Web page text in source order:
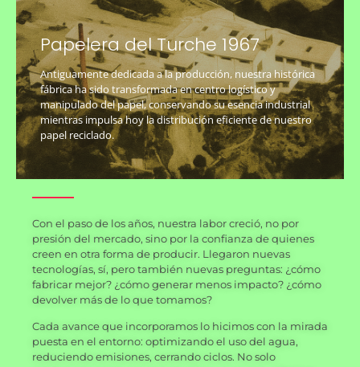
Papelera del Turche 1967
Antiguamente dedicada a la producción, nuestra histórica
fábrica ha sido transformada en centro logístico y
manipulado del papel, conservando su esencia industrial
mientras impulsa hoy la distribución eficiente de nuestro
papel reciclado.
Con el paso de los años, nuestra labor creció, no por
presión del mercado, sino por la confianza de quienes
creen en otra forma de producir. Llegaron nuevas
tecnologías, sí, pero también nuevas preguntas: ¿cómo
fabricar mejor? ¿cómo generar menos impacto? ¿cómo
devolver más de lo que tomamos?
Cada avance que incorporamos lo hicimos con la mirada
puesta en el entorno: optimizando el uso del agua,
reduciendo emisiones, cerrando ciclos. No solo